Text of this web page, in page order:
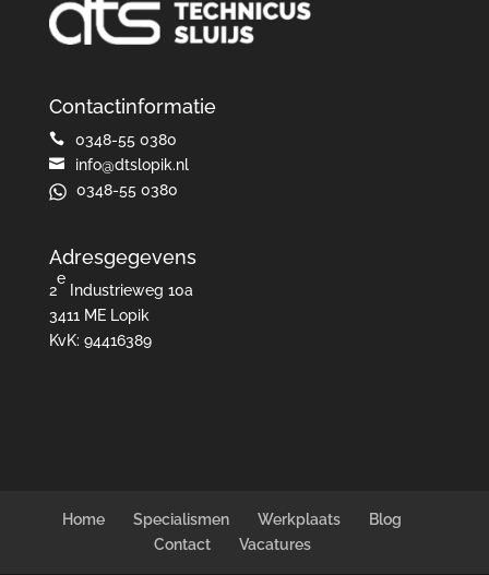
Contactinformatie
 0348-55 0380

info@dtslopik.nl
0348-55 0380
Adresgegevens
2
e
Industrieweg 10a
3411 ME Lopik
KvK: 94416389
Home Specialismen Werkplaats
Blog
Contact
Vacatures